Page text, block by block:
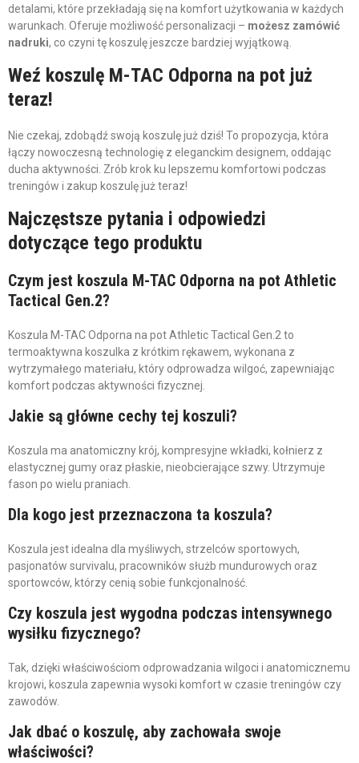
detalami, które przekładają się na komfort użytkowania w każdych
warunkach. Oferuje możliwość personalizacji – możesz zamówić
nadruki, co czyni tę koszulę jeszcze bardziej wyjątkową.
Weź koszulę M-TAC Odporna na pot już
teraz!
Nie czekaj, zdobądź swoją koszulę już dziś! To propozycja, która
łączy nowoczesną technologię z eleganckim designem, oddając
ducha aktywności. Zrób krok ku lepszemu komfortowi podczas
treningów i zakup koszulę już teraz!
Najczęstsze pytania i odpowiedzi
dotyczące tego produktu
Czym jest koszula M-TAC Odporna na pot Athletic
Tactical Gen.2?
Koszula M-TAC Odporna na pot Athletic Tactical Gen.2 to
termoaktywna koszulka z krótkim rękawem, wykonana z
wytrzymałego materiału, który odprowadza wilgoć, zapewniając
komfort podczas aktywności fizycznej.
Jakie są główne cechy tej koszuli?
Koszula ma anatomiczny krój, kompresyjne wkładki, kołnierz z
elastycznej gumy oraz płaskie, nieobcierające szwy. Utrzymuje
fason po wielu praniach.
Dla kogo jest przeznaczona ta koszula?
Koszula jest idealna dla myśliwych, strzelców sportowych,
pasjonatów survivalu, pracowników służb mundurowych oraz
sportowców, którzy cenią sobie funkcjonalność.
Czy koszula jest wygodna podczas intensywnego
wysiłku fizycznego?
Tak, dzięki właściwościom odprowadzania wilgoci i anatomicznemu
krojowi, koszula zapewnia wysoki komfort w czasie treningów czy
zawodów.
Jak dbać o koszulę, aby zachowała swoje
właściwości?